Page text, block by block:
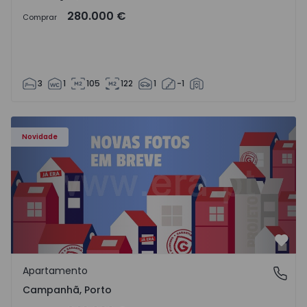
Comprar 280.000 €
3 1 105 122 1 -1
Novidade
Apartamento T3 Porto, Campanhã - 1575504 - 1
Campanhã, Porto
Apartamento
Campanhã, Porto